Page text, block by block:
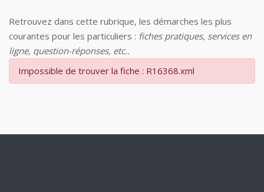
Retrouvez dans cette rubrique, les démarches les plus
courantes pour les particuliers : fiches pratiques, services en
ligne, question-réponses, etc..
Impossible de trouver la fiche : R16368.xml